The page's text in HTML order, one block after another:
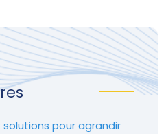
solutions pour agrandir